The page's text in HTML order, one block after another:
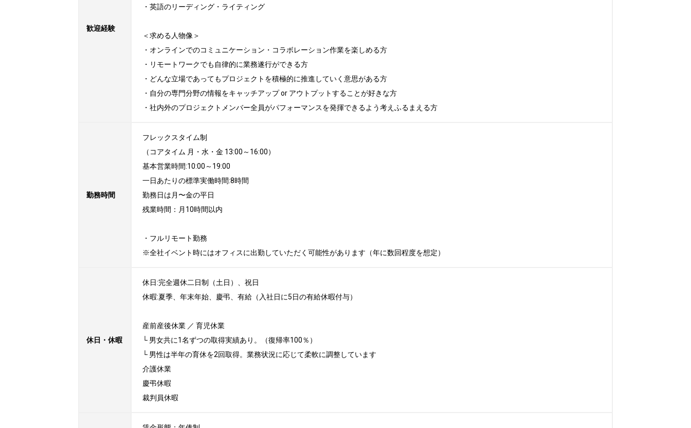
歓迎経験
・英語のリーディング・ライティング
＜求める人物像＞
・オンラインでのコミュニケーション・コラボレーション作業を楽しめる方
・リモートワークでも自律的に業務遂行ができる方
・どんな立場であってもプロジェクトを積極的に推進していく意思がある方
・自分の専門分野の情報をキャッチアップ or アウトプットすることが好きな方
・社内外のプロジェクトメンバー全員がパフォーマンスを発揮できるよう考えふるまえる方
勤務時間
フレックスタイム制
（コアタイム 月・水・金 13:00～16:00）
基本営業時間:10:00～19:00
一日あたりの標準実働時間:8時間
勤務日は月〜金の平日
残業時間：月10時間以内
・フルリモート勤務
※全社イベント時にはオフィスに出勤していただく可能性があります（年に数回程度を想定）
休日・休暇
休日:完全週休二日制（土日）、祝日
休暇:夏季、年末年始、慶弔、有給（入社日に5日の有給休暇付与）
産前産後休業 ／ 育児休業
└ 男女共に1名ずつの取得実績あり。（復帰率100％）
└ 男性は半年の育休を2回取得。業務状況に応じて柔軟に調整しています
介護休業
慶弔休暇
裁判員休暇